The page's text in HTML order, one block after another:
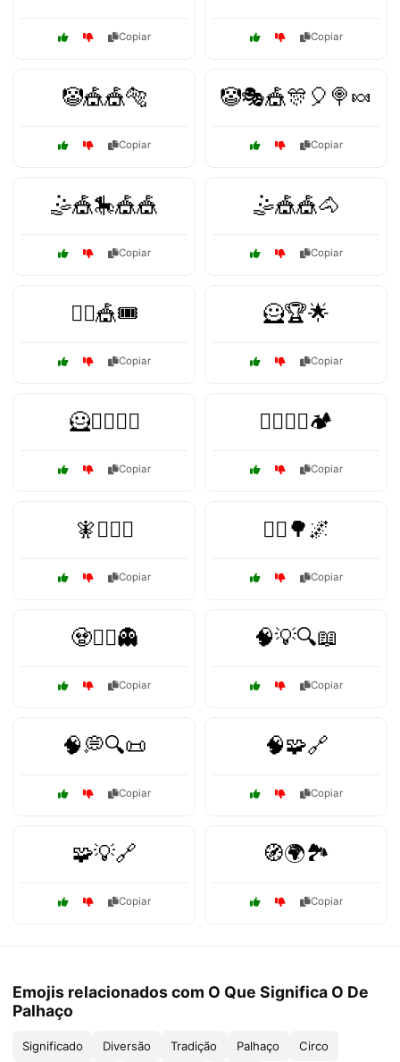
Copiar Copiar
🤡🎪🎪🐅
Copiar
🤡🎭🎪🎊🎈🍭🍬
Copiar
🤹🎪🎠🎪🎪
Copiar
🤹🎪🎪🐴
Copiar
🤹‍♂️🎪🎟️
Copiar
🦸🏆🌟
Copiar
🦸🦸‍♀️🦸‍♂️
Copiar
🧗‍♀️🚵‍♂️🏕️
Copiar
🧚🧙‍♀️✨
Copiar
🧝‍♂️🌳🌌
Copiar
🧟🧛‍♂️👻
Copiar
🧠💡🔍📖
Copiar
🧠💭🔍📜
Copiar
🧠🧩🔗
Copiar
🧩💡🔗
Copiar
🧭🌍🏞️
Copiar
Emojis relacionados com O Que Significa O De
Palhaço
Significado Diversão Tradição Palhaço Circo